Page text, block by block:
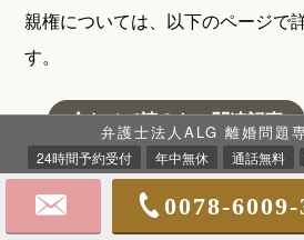
親権については、以下のページで
す。
合わせて読みたい関連記事
親権とは？親権者の決め方や獲
弁護士法人ALG 離婚問題
24時間予約受付 年中無休 通話無料
0078-6009-